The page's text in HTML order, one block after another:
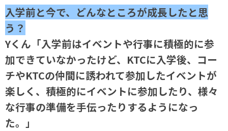
入学前と今で、どんなところが成長したと思
う？
Yくん「入学前はイベントや行事に積極的に参
加できていなかったけど、KTCに入学後、コー
チやKTCの仲間に誘われて参加したイベントが
楽しく、積極的にイベントに参加したり、様々
な行事の準備を手伝ったりするようになっ
た。」